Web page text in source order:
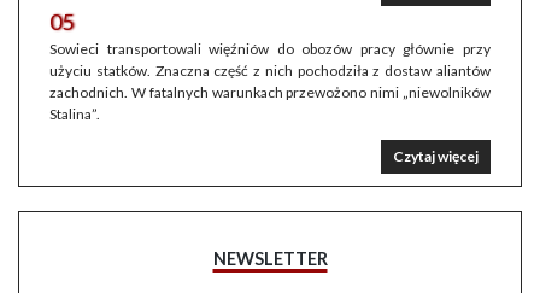
05
Sowieci transportowali więźniów do obozów pracy głównie przy
użyciu statków. Znaczna część z nich pochodziła z dostaw aliantów
zachodnich. W fatalnych warunkach przewożono nimi „niewolników
Stalina”.
Czytaj więcej
NEWSLETTER